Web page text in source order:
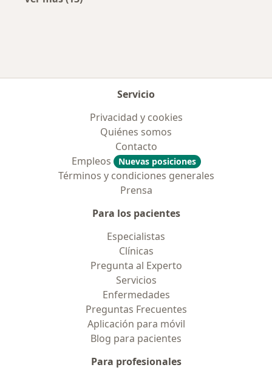
Servicio
Privacidad y cookies
Quiénes somos
Contacto
Empleos
Nuevas posiciones
Términos y condiciones generales
Prensa
Para los pacientes
Especialistas
Clínicas
Pregunta al Experto
Servicios
Enfermedades
Preguntas Frecuentes
Aplicación para móvil
Blog para pacientes
Para profesionales